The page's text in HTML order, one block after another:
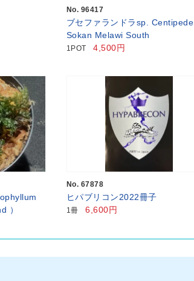
No. 96417
ブセファランドラsp. Centipede
Sokan Melawi South
1POT 4,500円
）
No. 67878
ヒパブリコン2022冊子
1冊 6,600円